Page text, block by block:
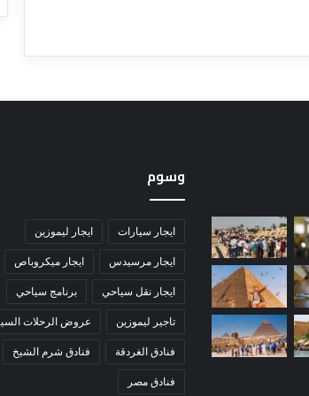
وسوم
ايجار سيارات ايجار ليموزين
ايجار مرسيدس ايجار ميكروباص
ايجار نقل سياحي برنامج سياحي
تاجير ليموزين عروض الرحلات
فنادق الغردقة فنادق شرم الشيخ
فنادق مصر